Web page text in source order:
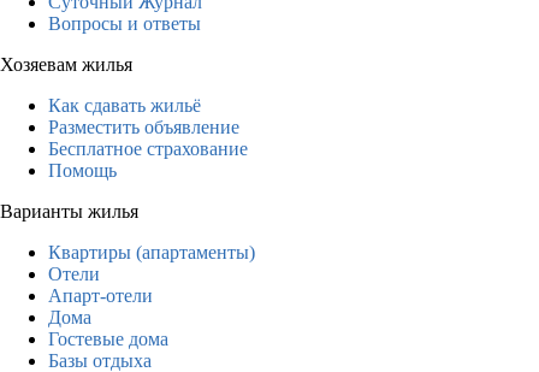
Вопросы и ответы
Хозяевам жилья
Как сдавать жильё
Разместить объявление
Бесплатное страхование
Помощь
Варианты жилья
Квартиры (апартаменты)
Отели
Апарт-отели
Дома
Гостевые дома
Базы отдыха